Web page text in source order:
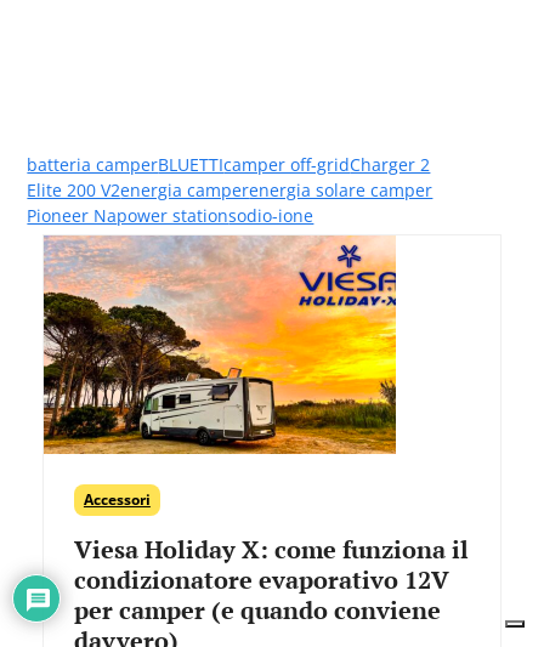
batteria camperBLUETTIcamper off-gridCharger 2
Elite 200 V2energia camperenergia solare camper
Pioneer Napower stationsodio-ione
Accessori
Viesa Holiday X: come funziona il
condizionatore evaporativo 12V
per camper (e quando conviene
davvero)